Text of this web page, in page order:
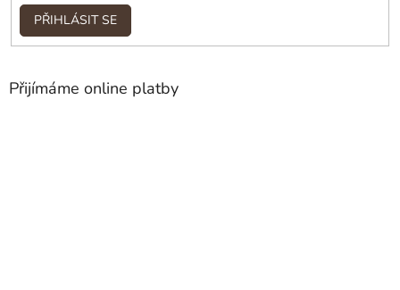
PŘIHLÁSIT SE
Přijímáme online platby